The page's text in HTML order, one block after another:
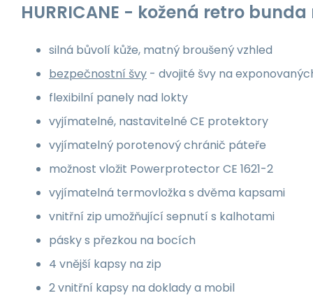
HURRICANE - kožená retro
silná bůvolí kůže, matný broušený vzhled
bezpečnostní švy - dvojité švy na
flexibilní panely nad lokty
vyjímatelné, nastavitelné CE protektory
vyjímatelný porotenový chránič páteře
možnost vložit Powerprotector CE 1621-2
vyjímatelná termovložka s dvěma kapsami
vnitřní zip umožňující sepnutí s kalhotami
pásky s přezkou na bocích
4 vnější kapsy na zip
2 vnitřní kapsy na doklady a mobil